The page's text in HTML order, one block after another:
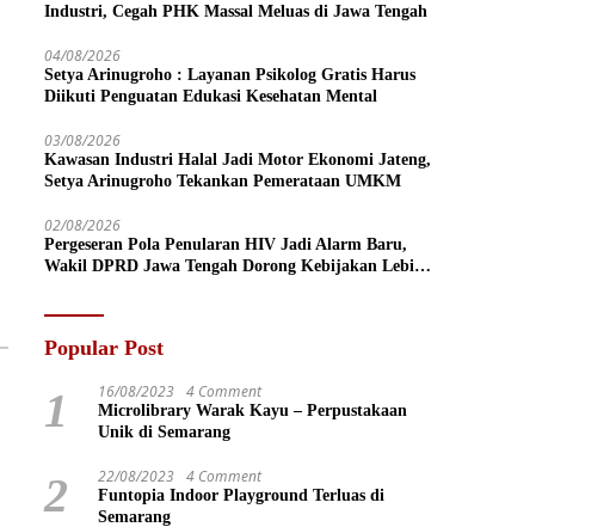
Industri, Cegah PHK Massal Meluas di Jawa Tengah
04/08/2026
Setya Arinugroho : Layanan Psikolog Gratis Harus
Diikuti Penguatan Edukasi Kesehatan Mental
03/08/2026
Kawasan Industri Halal Jadi Motor Ekonomi Jateng,
Setya Arinugroho Tekankan Pemerataan UMKM
02/08/2026
Pergeseran Pola Penularan HIV Jadi Alarm Baru,
Wakil DPRD Jawa Tengah Dorong Kebijakan Lebih
Popular Post
1 16/08/2023 4 Comment
Microlibrary Warak Kayu – Perpustakaan
Unik di Semarang
2 22/08/2023 4 Comment
Funtopia Indoor Playground Terluas di
Semarang